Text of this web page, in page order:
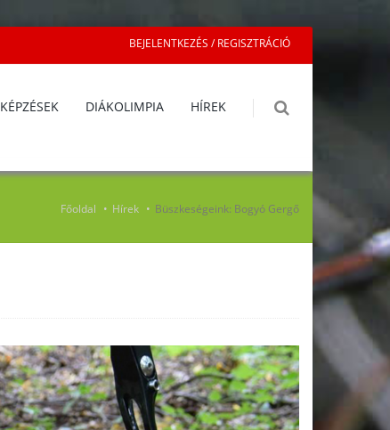
BEJELENTKEZÉS / REGISZTRÁCIÓ
KÉPZÉSEK DIÁKOLIMPIA HÍREK
Főoldal Hírek Büszkeségeink: Bogyó Gergő